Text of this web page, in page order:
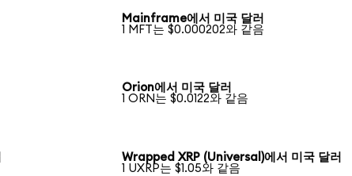
Mainframe에서 미국 달러
1 MFT는 $0.000202와 같음
Orion에서 미국 달러
1 ORN는 $0.0122와 같음
Wrapped XRP (Universal)에서 미국 달러
1 UXRP는 $1.05와 같음